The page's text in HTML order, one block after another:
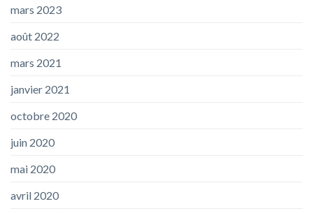
mars 2023
août 2022
mars 2021
janvier 2021
octobre 2020
juin 2020
mai 2020
avril 2020